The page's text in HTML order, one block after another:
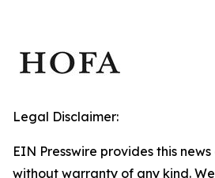
Legal Disclaimer:
EIN Presswire provides this
without warranty of any kind.